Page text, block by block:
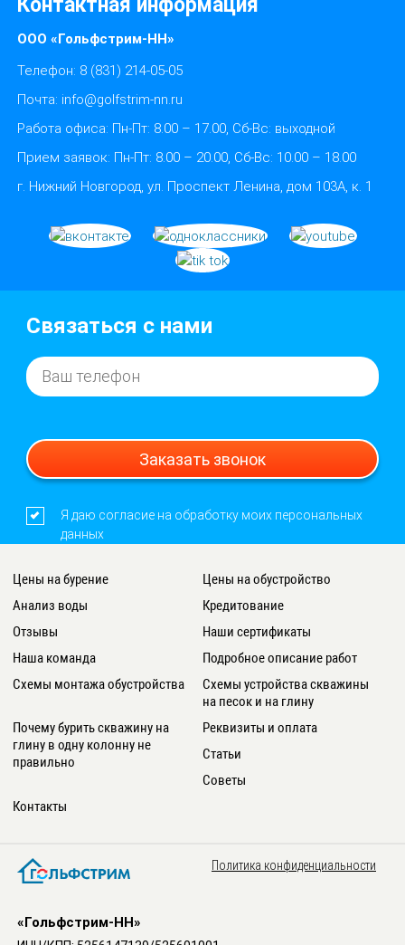
ООО «Гольфстрим-НН»
Телефон: 8 (831) 214-05-05
Почта: info@golfstrim-nn.ru
Работа офиса: Пн-Пт: 8.00 – 17.00, Сб-Вс: выходной
Прием заявок: Пн-Пт: 8.00 – 20.00, Сб-Вс: 10.00 – 18.00
г. Нижний Новгород, ул. Проспект Ленина, дом 103А, к. 1
Связаться с нами
Заказать звонок
Я даю согласие на обработку моих персональных
данных
Цены на бурение
Цены на обустройство
Анализ воды
Кредитование
Отзывы
Наши сертификаты
Наша команда
Подробное описание работ
Схемы монтажа обустройства
Схемы устройства скважины
на песок и на глину
Почему бурить скважину на
глину в одну колонну не
правильно
Реквизиты и оплата
Статьи
Советы
Контакты
Политика конфиденциальности
«Гольфстрим-НН»